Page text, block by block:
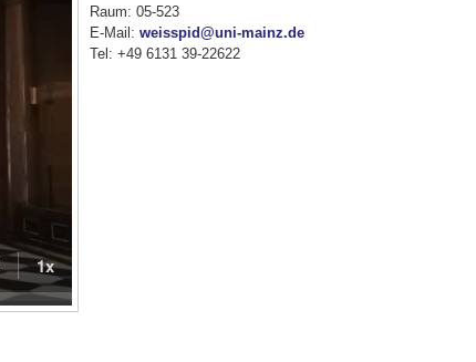
Raum: 05-523
E-Mail: weisspid@uni-mainz.de
Tel: +49 6131 39-22622